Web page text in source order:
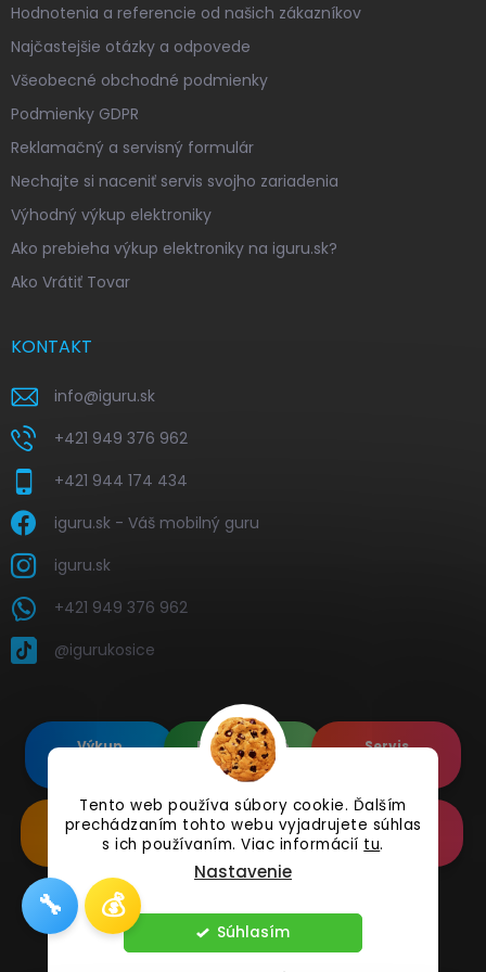
Tento web používa súbory cookie. Ďalším
prechádzaním tohto webu vyjadrujete súhlas
s ich používaním. Viac informácií tu.
Nastavenie
Súhlasím
Hodnotenia a referencie od našich zákazníkov
Najčastejšie otázky a odpovede
Všeobecné obchodné podmienky
Podmienky GDPR
Reklamačný a servisný formulár
Nechajte si naceniť servis svojho zariadenia
Výhodný výkup elektroniky
Ako prebieha výkup elektroniky na iguru.sk?
Ako Vrátiť Tovar
KONTAKT
info@iguru.sk
+421 949 376 962
+421 944 174 434
iguru.sk - Váš mobilný guru
iguru.sk
+421 949 376 962
@igurukosice
Výkup
Renovované
Apple's
Servis
Renovované
Samsung's
Doplnkové
Príslušenstvo
Online
Reklamácia
Copyright 2026 iguru.sk. Všetky práva vyhradené.
🔧 💰